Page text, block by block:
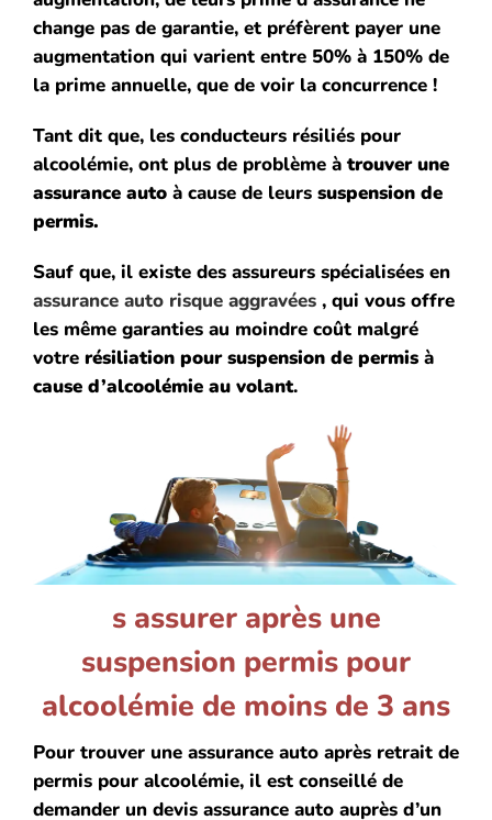
change pas de garantie, et préfèrent payer une
augmentation qui varient entre 50% à 150% de
la prime annuelle, que de voir la concurrence !
Tant dit que, les conducteurs résiliés pour
alcoolémie, ont plus de problème àtrouver une
assurance autoà cause de leurs suspension de
permis.
Sauf que, il existe des assureurs spécialisées en
assurance auto risque aggravées, qui vous offre
les même garanties au moindre coût malgré
votre résiliation pour suspension de permisà
cause d’alcoolémie au volant.
s assurer après une
suspension permis pour
alcoolémie de moins de 3 ans
Pour trouver une assurance auto après retrait de
permis pour alcoolémie, il est conseillé de
demander un devis assurance auto auprès d’un